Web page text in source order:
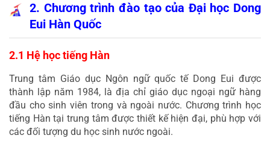
2. Chương trình đào tạo của Đại học Dong
Eui Hàn Quốc
2.1 Hệ học tiếng Hàn
Trung tâm Giáo dục Ngôn ngữ quốc tế Dong Eui được
thành lập năm 1984, là địa chỉ giáo dục ngoại ngữ hàng
đầu cho sinh viên trong và ngoài nước. Chương trình học
tiếng Hàn tại trung tâm được thiết kế hiện đại, phù hợp với
các đối tượng du học sinh nước ngoài.